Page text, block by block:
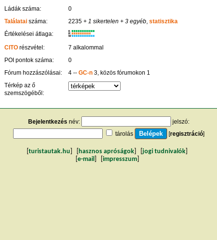
Ládák száma:
0
Találatai száma: 2235 + 1 sikertelen + 3 egyéb ,statisztika
Értékelései átlaga:
K
R
W
CITO részvétel:
7 alkalommal
POI pontok száma:
0
Fórum hozzászólásai:
4 --GC-n 3, közös fórumokon 1
Térkép az ő
szemszögéből:
Bejelentkezés név:
jelszó:
tárolás
[regisztráció]
turistautak.hu hasznos apróságok jogi tudnivalók
e-mail impresszum]